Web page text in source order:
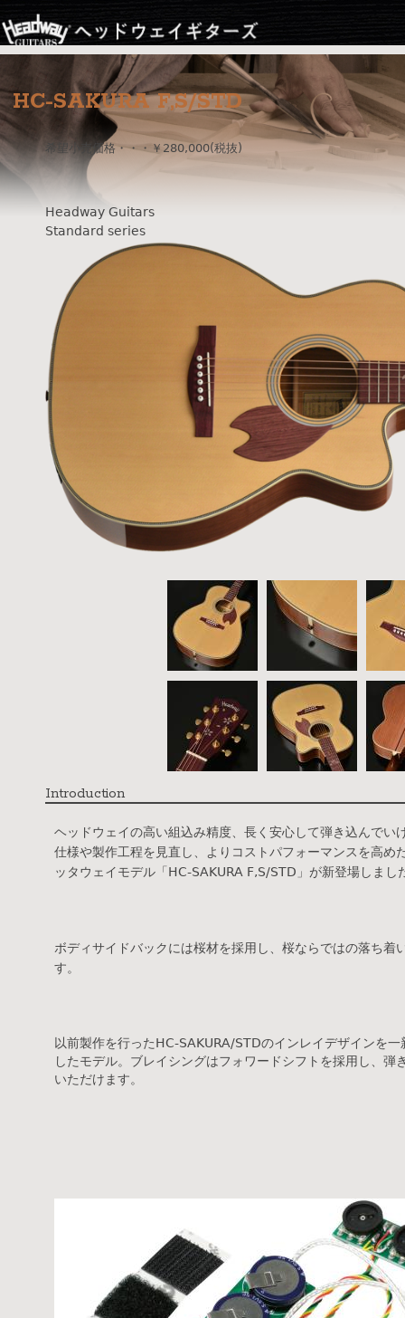
Jump to navigation
HC-SAKURA F,S/STD
希望小売価格・・・￥280,000(税抜)
Headway Guitars
Standard series
Introduction
ヘッドウェイの高い組込み精度、長く安心して弾き込んでい
仕様や製作工程を見直し、よりコストパフォーマンスを高め
ッタウェイモデル「HC-SAKURA F,S/STD」が新登場しまし
ボディサイドバックには桜材を採用し、桜ならではの落ち着
す。
以前製作を行ったHC-SAKURA/STDのインレイデザインを
したモデル。ブレイシングはフォワードシフトを採用し、弾
いただけます。